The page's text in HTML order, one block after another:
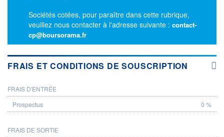
Sociétés cotées, pour paraître dans cette rubrique,
veuillez nous contacter à l'adresse suivante : contact-
cp@boursorama.fr
FRAIS ET CONDITIONS DE SOUSCRIPTION
PROSPECTUS
FRAIS D'ENTRÉE
0 %
FRAIS DE SORTIE